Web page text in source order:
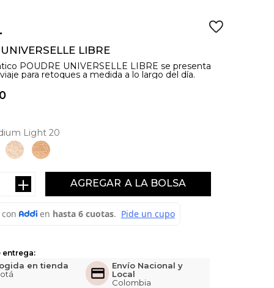
LIBRE
POUDRE UNIVERSELLE LIBRE se presenta
para retoques a medida a lo largo del día.
Light 20
AGREGAR
＋
entrega:
en tienda
Envío Nacional y
Local
Colombia